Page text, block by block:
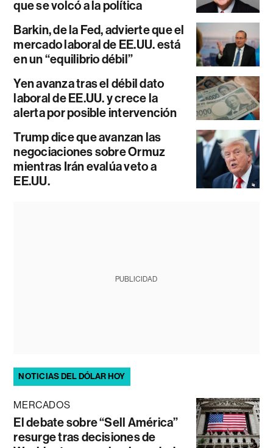
que se volcó a la política
Barkin, de la Fed, advierte que el
mercado laboral de EE.UU. está
en un “equilibrio débil”
Yen avanza tras el débil dato
laboral de EE.UU. y crece la
alerta por posible intervención
Trump dice que avanzan las
negociaciones sobre Ormuz
mientras Irán evalúa veto a
EE.UU.
PUBLICIDAD
NOTICIAS DEL DÓLAR HOY
MERCADOS
El debate sobre “Sell América”
resurge tras decisiones de